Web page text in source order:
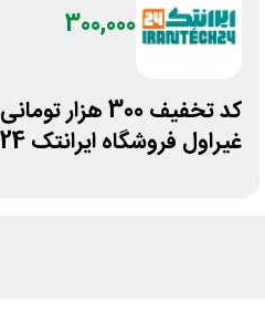
300,000
کد تخفیف 300 هزار تومانی
غیراول فروشگاه ایرانتک 24